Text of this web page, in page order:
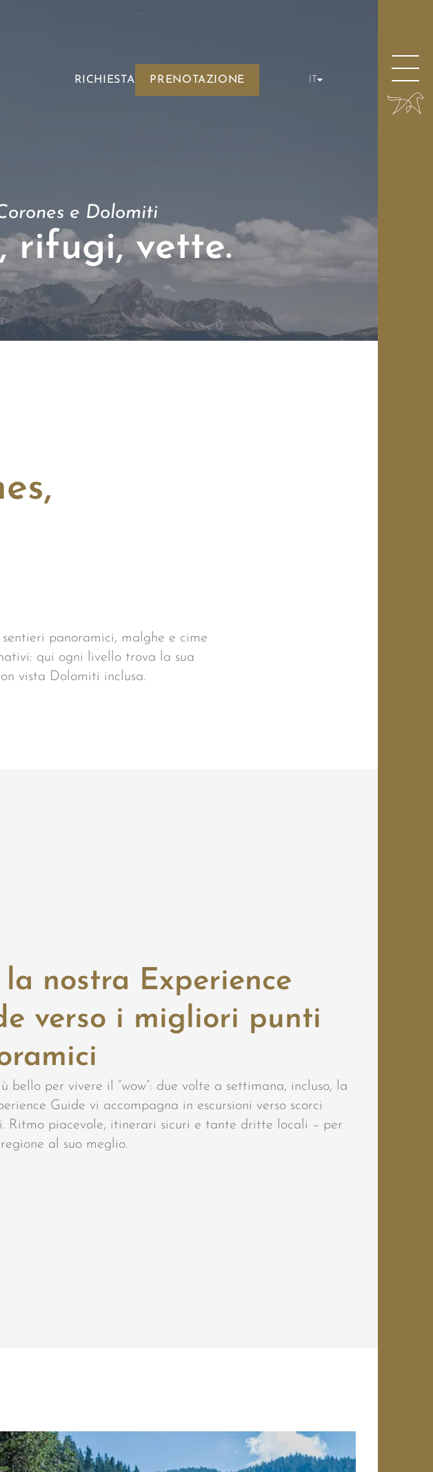
RICHIESTA PRENOTAZIONE IT
e Dolomiti
rifugi, vette.
panoramici, malghe e cime
qui ogni livello trova la sua
vista Dolomiti inclusa.
la nostra Experience
verso i migliori punti
bello per vivere il “wow”: due volte a settimana, incluso, la
Guide vi accompagna in escursioni verso scorci
Ritmo piacevole, itinerari sicuri e tante dritte locali – per
al suo meglio.